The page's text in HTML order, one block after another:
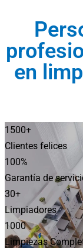
en
1500+
Clientes felices
100%
Garantía de
30+
Limpiadores
1000
Limpiezas